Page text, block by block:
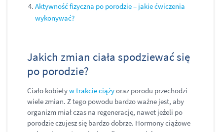
Aktywność fizyczna po porodzie – jakie ćwiczenia
wykonywać?
Jakich zmian ciała spodziewać się
po porodzie?
Ciało kobietyw trakcie ciążyoraz porodu przechodzi
wiele zmian. Z tego powodu bardzo ważne jest, aby
organizm miał czas na regenerację, nawet jeżeli po
porodzie czujesz się bardzo dobrze. Hormony ciążowe